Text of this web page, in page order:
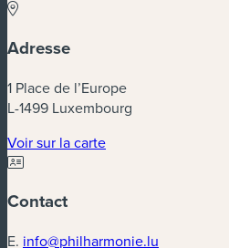
Adresse
1 Place de l’Europe
L-1499 Luxembourg
Voir sur la carte(nouvelle fenêtre)
Contact
E. info@philharmonie.lu